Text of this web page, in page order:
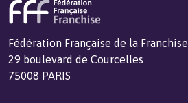
Fédération Française de la Franchise
29 boulevard de Courcelles
75008 PARIS